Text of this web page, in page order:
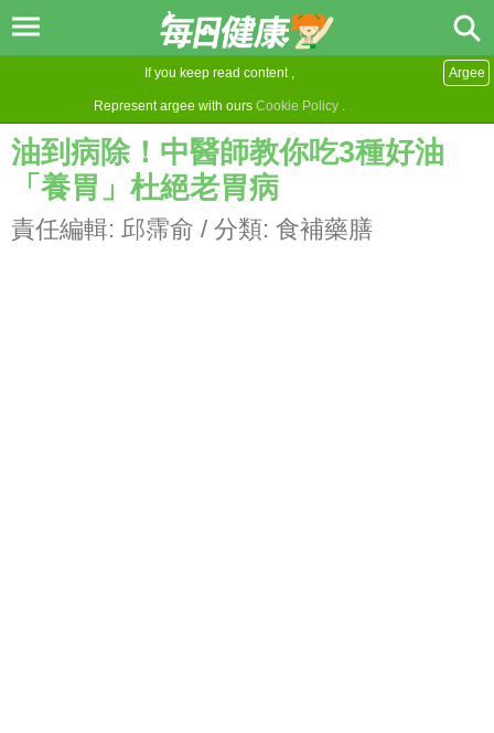
If you keep read content ,
Represent argee with ours Cookie Policy .
Argee
油到病除！中醫師教你吃3種好油
「養胃」杜絕老胃病
責任編輯: 邱霈俞 / 分類: 食補藥膳